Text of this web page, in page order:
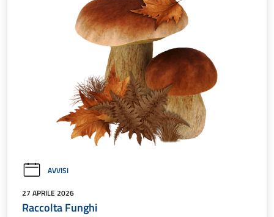
AVVISI
27 APRILE 2026
Raccolta Funghi